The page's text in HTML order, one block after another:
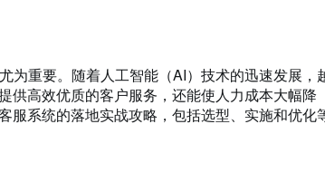
为重要。随着人工智能（AI）技术的迅速发展，
供高效优质的客户服务，还能使人力成本大幅降
服系统的落地实战攻略，包括选型、实施和优化